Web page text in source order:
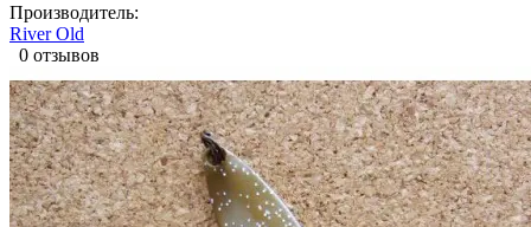
Производитель:
River Old
0 отзывов